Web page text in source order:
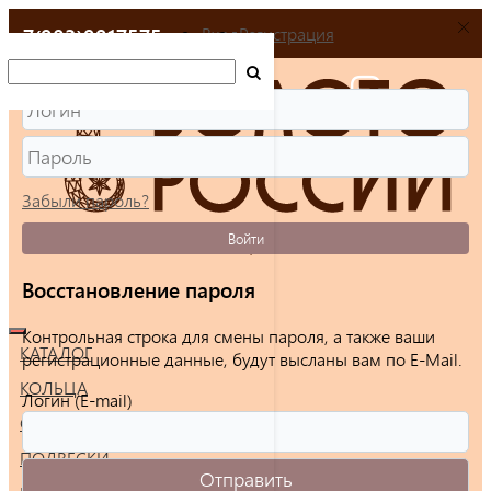
+7(903)9917575
КАТАЛОГ
КОЛЬЦА
СЕРЬГИ
ПОДВЕСКИ
ВходРегистрация
Забыли пароль?
Войти
Восстановление пароля
Контрольная строка для смены пароля, а также ваши
регистрационные данные, будут высланы вам по E-Mail.
Логин (E-mail)